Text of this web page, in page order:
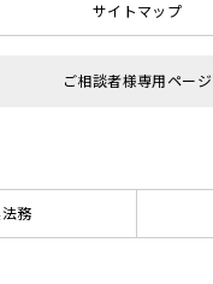
サイトマップ
ご相談者様専用ページ
務